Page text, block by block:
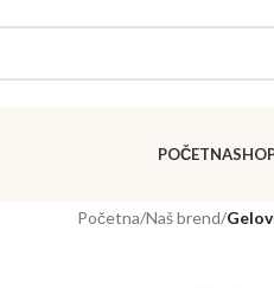
POČETNA
Početna/Naš brend/